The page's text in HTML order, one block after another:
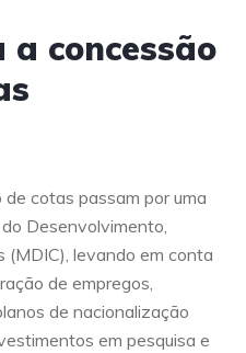
concessão
cotas passam por uma
Desenvolvimento,
(MDIC), levando em conta
de empregos,
de nacionalização
em pesquisa e